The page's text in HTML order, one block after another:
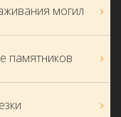
могил
памятников